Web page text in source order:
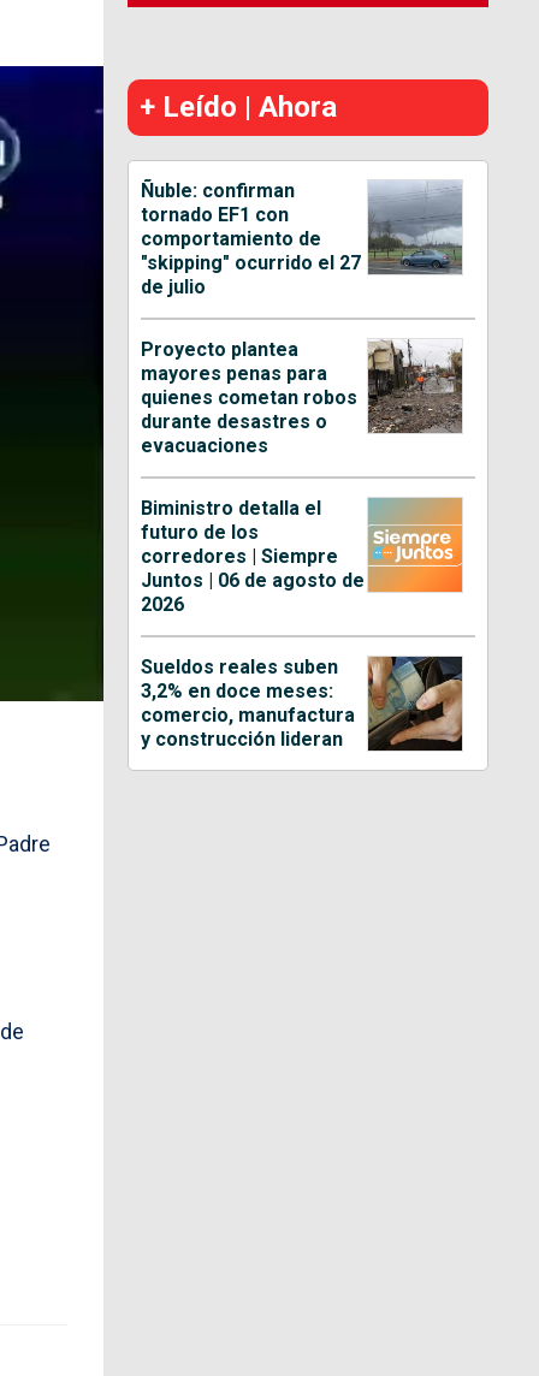
+ Leído | Ahora
Ñuble: confirman
tornado EF1 con
comportamiento de
"skipping" ocurrido el 27
de julio
Proyecto plantea
mayores penas para
quienes cometan robos
durante desastres o
evacuaciones
Biministro detalla el
futuro de los
corredores | Siempre
Juntos | 06 de agosto de
2026
Sueldos reales suben
3,2% en doce meses:
comercio, manufactura
y construcción lideran